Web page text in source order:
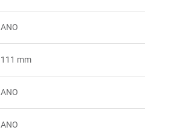
ANO
111 mm
ANO
ANO